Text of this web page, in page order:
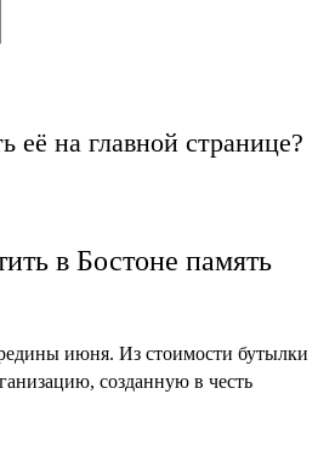
на главной странице?
в Бостоне память
июня. Из стоимости бутылки
созданную в честь